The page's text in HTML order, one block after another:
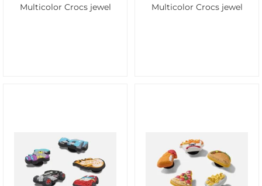
Multicolor Crocs jewel Multicolor Crocs jewel